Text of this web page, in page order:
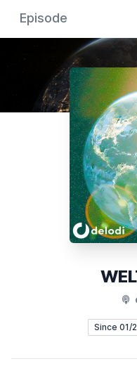
Episode
Since 01/